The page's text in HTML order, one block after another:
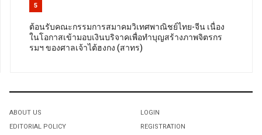
5
ต้อนรับคณะกรรมการสมาคมวิเทศพาณิชย์ไทย-จีน เนื่อง
ในโอกาสเข้ามอบเงินบริจาคเพื่อทำบุญสร้างภาพจิตรกร
รมฯ ของศาลเจ้าไต้ฮงกง (สาทร)
ABOUT US
EDITORIAL POLICY
LOGIN
REGISTRATION